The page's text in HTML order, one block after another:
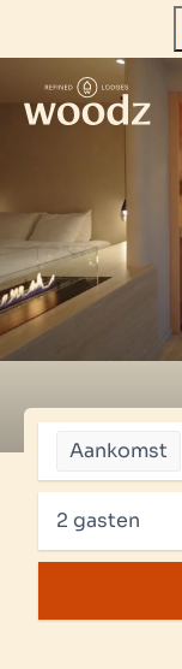
Aankomst
2 gasten